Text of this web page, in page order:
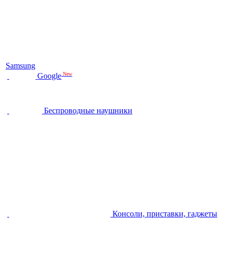
Samsung
Google New
Беспроводные наушники
Консоли, приставки, гаджеты